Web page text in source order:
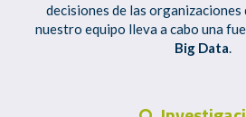
decisiones de las organizaciones
nuestro equipo lleva a cabo una
Big Data.